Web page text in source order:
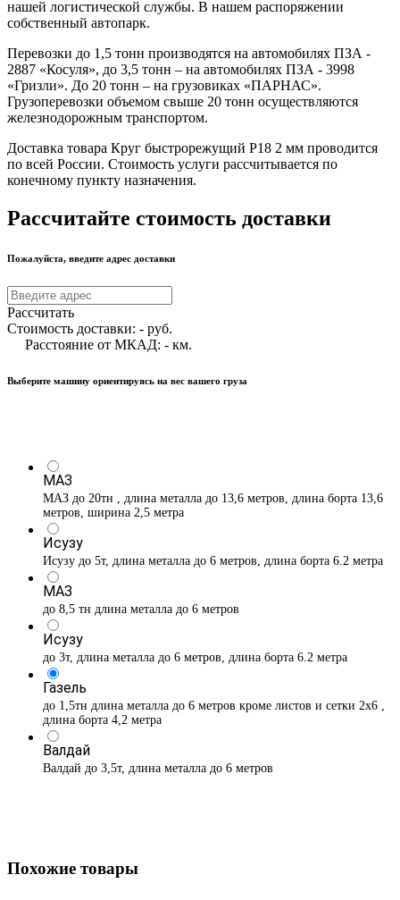
нашей логистической службы. В нашем распоряжении
собственный автопарк.
Перевозки до 1,5 тонн производятся на автомобилях ПЗА -
2887 «Косуля», до 3,5 тонн – на автомобилях ПЗА - 3998
«Гризли». До 20 тонн – на грузовиках «ПАРНАС».
Грузоперевозки объемом свыше 20 тонн осуществляются
железнодорожным транспортом.
Доставка товара Круг быстрорежущий Р18 2 мм проводится
по всей России. Стоимость услуги рассчитывается по
конечному пункту назначения.
Рассчитайте стоимость доставки
Пожалуйста, введите адрес доставки
Рассчитать
Стоимость доставки: - руб.
Расстояние от МКАД: - км.
Выберите машину ориентируясь на вес вашего груза
МАЗ
МАЗ до 20тн , длина металла до 13,6 метров, длина борта 13,6
метров, ширина 2,5 метра
Исузу
Исузу до 5т, длина металла до 6 метров, длина борта 6.2 метра
МАЗ
до 8,5 тн длина металла до 6 метров
Исузу
до 3т, длина металла до 6 метров, длина борта 6.2 метра
Газель
до 1,5тн длина металла до 6 метров кроме листов и сетки 2х6 ,
длина борта 4,2 метра
Валдай
Валдай до 3,5т, длина металла до 6 метров
Похожие товары